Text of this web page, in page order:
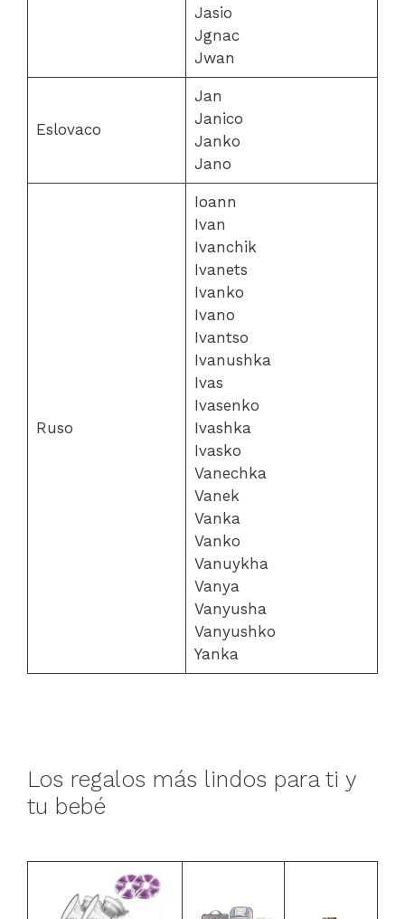
Jasio
Jgnac
Jwan
Eslovaco
Jan
Janico
Janko
Jano
Ruso
Ioann
Ivan
Ivanchik
Ivanets
Ivanko
Ivano
Ivantso
Ivanushka
Ivas
Ivasenko
Ivashka
Ivasko
Vanechka
Vanek
Vanka
Vanko
Vanuykha
Vanya
Vanyusha
Vanyushko
Yanka
Los regalos más lindos para ti y
tu bebé